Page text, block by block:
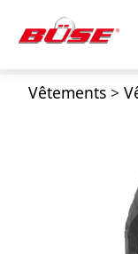
Vêtements>